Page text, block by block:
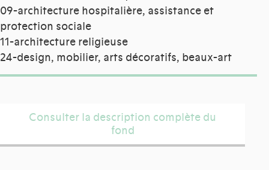
09-architecture hospitalière, assistance et
protection sociale
11-architecture religieuse
24-design, mobilier, arts décoratifs, beaux-art
Consulter la description complète du
fond